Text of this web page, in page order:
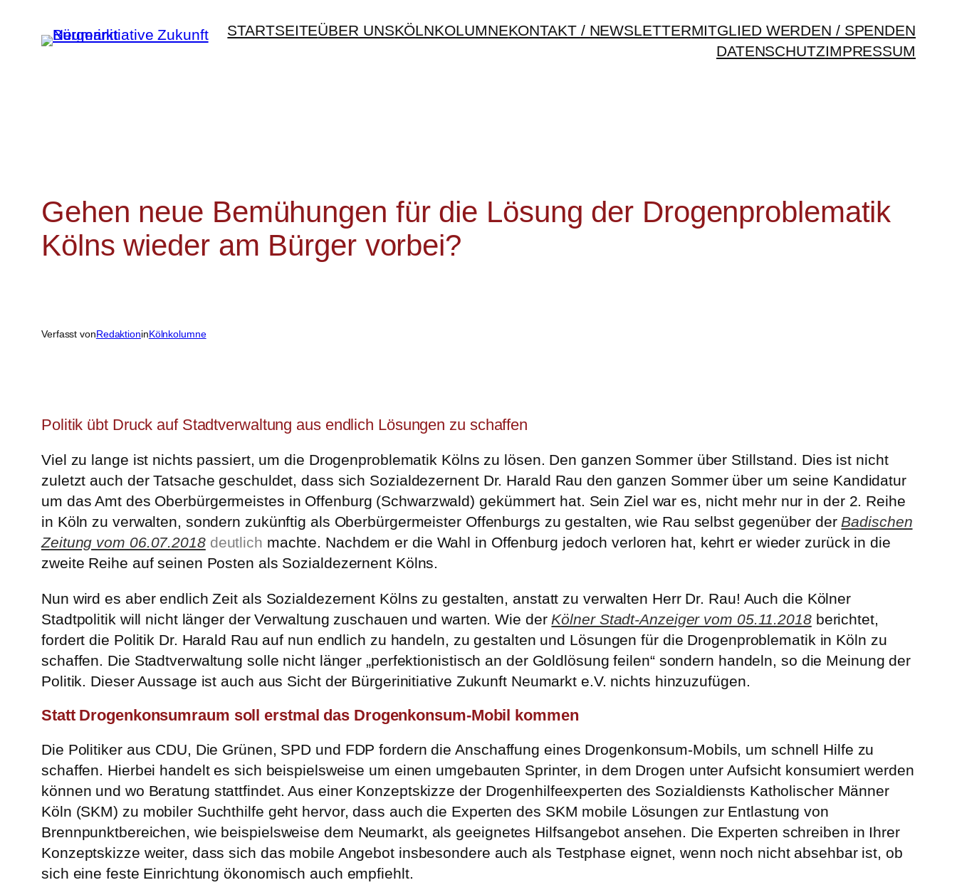
Inhalt
STARTSEITEÜBER UNSKÖLNKOLUMNEKONTAKT / NEWSLETTERMITGLIED WERDEN / SPENDEN
DATENSCHUTZIMPRESSUM
Gehen neue Bemühungen für die Lösung der Drogenproblematik
Kölns wieder am Bürger vorbei?
Verfasst vonRedaktioninKölnkolumne
Politik übt Druck auf Stadtverwaltung aus endlich Lösungen zu schaffen
Viel zu lange ist nichts passiert, um die Drogenproblematik Kölns zu lösen. Den ganzen Sommer über Stillstand. Dies ist nicht
zuletzt auch der Tatsache geschuldet, dass sich Sozialdezernent Dr. Harald Rau den ganzen Sommer über um seine Kandidatur
um das Amt des Oberbürgermeistes in Offenburg (Schwarzwald) gekümmert hat. Sein Ziel war es, nicht mehr nur in der 2. Reihe
in Köln zu verwalten, sondern zukünftig als Oberbürgermeister Offenburgs zu gestalten, wie Rau selbst gegenüber der Badischen
Zeitung vom 06.07.2018 deutlich machte. Nachdem er die Wahl in Offenburg jedoch verloren hat, kehrt er wieder zurück in die
zweite Reihe auf seinen Posten als Sozialdezernent Kölns.
Nun wird es aber endlich Zeit als Sozialdezernent Kölns zu gestalten, anstatt zu verwalten Herr Dr. Rau! Auch die Kölner
Stadtpolitik will nicht länger der Verwaltung zuschauen und warten. Wie der Kölner Stadt-Anzeiger vom 05.11.2018 berichtet,
fordert die Politik Dr. Harald Rau auf nun endlich zu handeln, zu gestalten und Lösungen für die Drogenproblematik in Köln zu
schaffen. Die Stadtverwaltung solle nicht länger „perfektionistisch an der Goldlösung feilen“ sondern handeln, so die Meinung der
Politik. Dieser Aussage ist auch aus Sicht der Bürgerinitiative Zukunft Neumarkt e.V. nichts hinzuzufügen.
Statt Drogenkonsumraum soll erstmal das Drogenkonsum-Mobil kommen
Die Politiker aus CDU, Die Grünen, SPD und FDP fordern die Anschaffung eines Drogenkonsum-Mobils, um schnell Hilfe zu
schaffen. Hierbei handelt es sich beispielsweise um einen umgebauten Sprinter, in dem Drogen unter Aufsicht konsumiert werden
können und wo Beratung stattfindet. Aus einer Konzeptskizze der Drogenhilfeexperten des Sozialdiensts Katholischer Männer
Köln (SKM) zu mobiler Suchthilfe geht hervor, dass auch die Experten des SKM mobile Lösungen zur Entlastung von
Brennpunktbereichen, wie beispielsweise dem Neumarkt, als geeignetes Hilfsangebot ansehen. Die Experten schreiben in Ihrer
Konzeptskizze weiter, dass sich das mobile Angebot insbesondere auch als Testphase eignet, wenn noch nicht absehbar ist, ob
sich eine feste Einrichtung ökonomisch auch empfiehlt.